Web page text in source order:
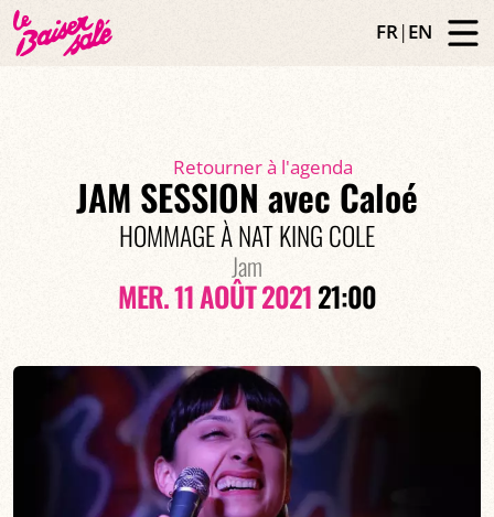
FR|EN
Retourner à l'agenda
JAM SESSION avec Caloé
HOMMAGE À NAT KING COLE
Jam
MER. 11 AOÛT 202121:00